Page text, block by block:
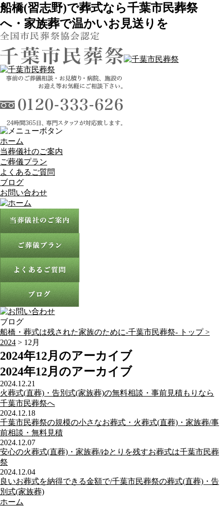
船橋(習志野)で葬式なら千葉市民葬祭
へ・家族葬で温かいお見送りを
ホーム
当葬儀社のご案内
ご葬儀プラン
よくあるご質問
ブログ
お問い合わせ
ブログ
船橋・葬式は残された家族のために-千葉市民葬祭- トップ >
2024 > 12月
2024年12月のアーカイブ
2024年12月のアーカイブ
2024.12.21
火葬式(直葬)・告別式(家族葬)の無料相談・事前見積もりなら
千葉市民葬祭へ
2024.12.18
千葉市民葬祭の規模の小さなお葬式・火葬式(直葬)・家族葬/事
前相談・無料見積
2024.12.07
安心の火葬式(直葬)・家族葬/ゆとりを残すお葬式は千葉市民葬
祭
2024.12.04
良いお葬式を納得できる金額で/千葉市民葬祭の葬式(直葬)・告
別式(家族葬)
ホーム